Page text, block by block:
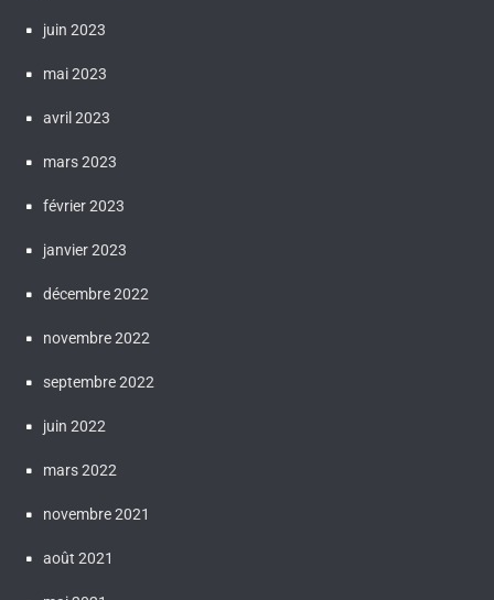
juin 2023
mai 2023
avril 2023
mars 2023
février 2023
janvier 2023
décembre 2022
novembre 2022
septembre 2022
juin 2022
mars 2022
novembre 2021
août 2021